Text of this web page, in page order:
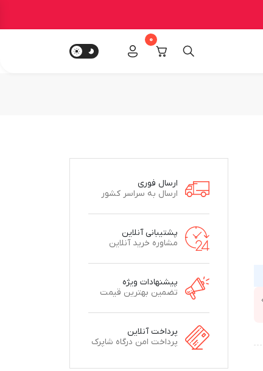
0
ارسال فوری
ارسال به سراسر کشور
پشتیبانی آنلاین
مشاوره خرید آنلاین
پیشنهادات ویژه
تضمین بهترین قیمت
پرداخت آنلاین
پرداخت امن درگاه شاپرک